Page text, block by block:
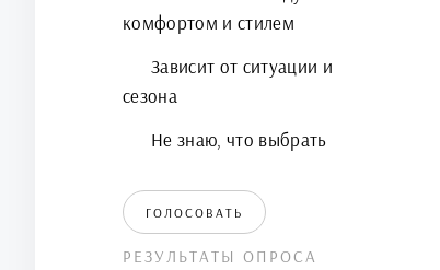
комфортом и стилем
Зависит от ситуации и
сезона
Не знаю, что выбрать
ГОЛОСОВАТЬ
РЕЗУЛЬТАТЫ ОПРОСА